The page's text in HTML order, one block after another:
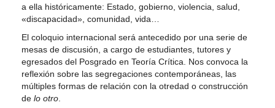
a ella históricamente: Estado, gobierno, violencia, salud,
«discapacidad», comunidad, vida…
El coloquio internacional será antecedido por una serie de
mesas de discusión, a cargo de estudiantes, tutores y
egresados del Posgrado en Teoría Crítica. Nos convoca la
reflexión sobre las segregaciones contemporáneas, las
múltiples formas de relación con la otredad o construcción
de lo otro